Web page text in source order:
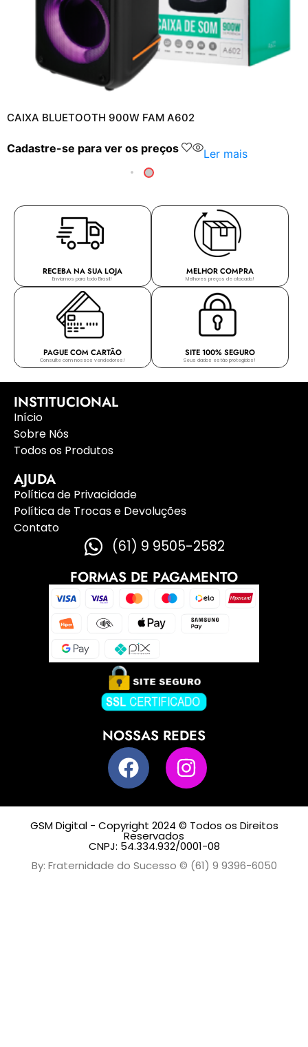
CAIXA BLUETOOTH 900W FAM A602
Cadastre-se para ver os preços Ler mais
RECEBA NA SUA LOJA
Enviamos para todo Brasil!
MELHOR COMPRA
Melhores preços de atacado!
PAGUE COM CARTÃO
Consulte com nossos vendedores!
SITE 100% SEGURO
Seus dados estão protegidos!
INSTITUCIONAL
Início
Sobre Nós
Todos os Produtos
AJUDA
Política de Privacidade
Política de Trocas e Devoluções
Contato
(61) 9 9505-2582
FORMAS DE PAGAMENTO
NOSSAS REDES
GSM Digital - Copyright 2024 © Todos os Direitos
Reservados
CNPJ: 54.334.932/0001-08
By: Fraternidade do Sucesso © (61) 9 9396-6050